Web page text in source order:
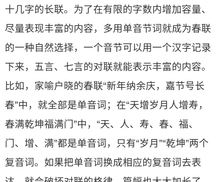
十几字的长联。为了在有限的字数内增加容量、
尽量表现丰富的内容，多用单音节词就成为春联
的一种自然选择，一个音节可以用一个汉字记录
下来，五言、七言的对联就能表示丰富的内容。
比如，家喻户晓的春联“新年纳余庆，嘉节号长
春”中，就全部是单音词；在“天增岁月人增寿，
春满乾坤福满门”中，“天、人、寿、春、福、
门、增、满”都是单音词，只有“岁月”“乾坤”两个
复音词。如果把单音词换成相应的复音词去表